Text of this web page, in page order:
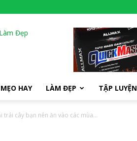
MẸO HAY LÀM ĐẸP TẬP LUYỆN
trái cây bạn nên ăn vào các mùa...